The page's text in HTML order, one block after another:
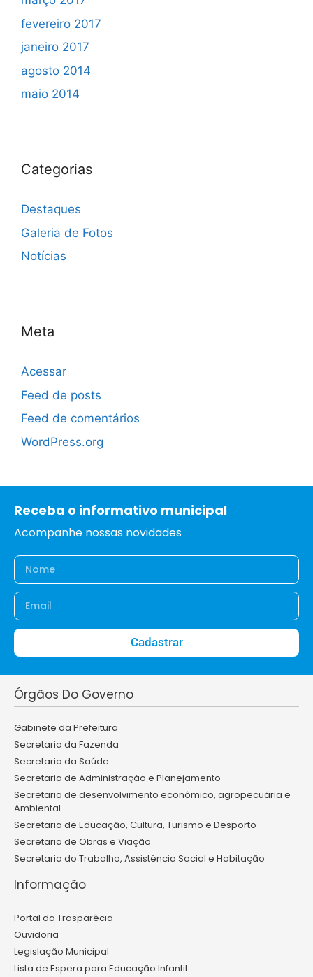
fevereiro 2017
janeiro 2017
agosto 2014
maio 2014
Categorias
Destaques
Galeria de Fotos
Notícias
Meta
Acessar
Feed de posts
Feed de comentários
WordPress.org
Receba o informativo municipal
Acompanhe nossas novidades
Cadastrar
Órgãos Do Governo
Gabinete da Prefeitura
Secretaria da Fazenda
Secretaria da Saúde
Secretaria de Administração e Planejamento
Secretaria de desenvolvimento econômico, agropecuária e
Ambiental
Secretaria de Educação, Cultura, Turismo e Desporto
Secretaria de Obras e Viação
Secretaria do Trabalho, Assistência Social e Habitação
Informação
Portal da Trasparêcia
Ouvidoria
Legislação Municipal
Lista de Espera para Educação Infantil